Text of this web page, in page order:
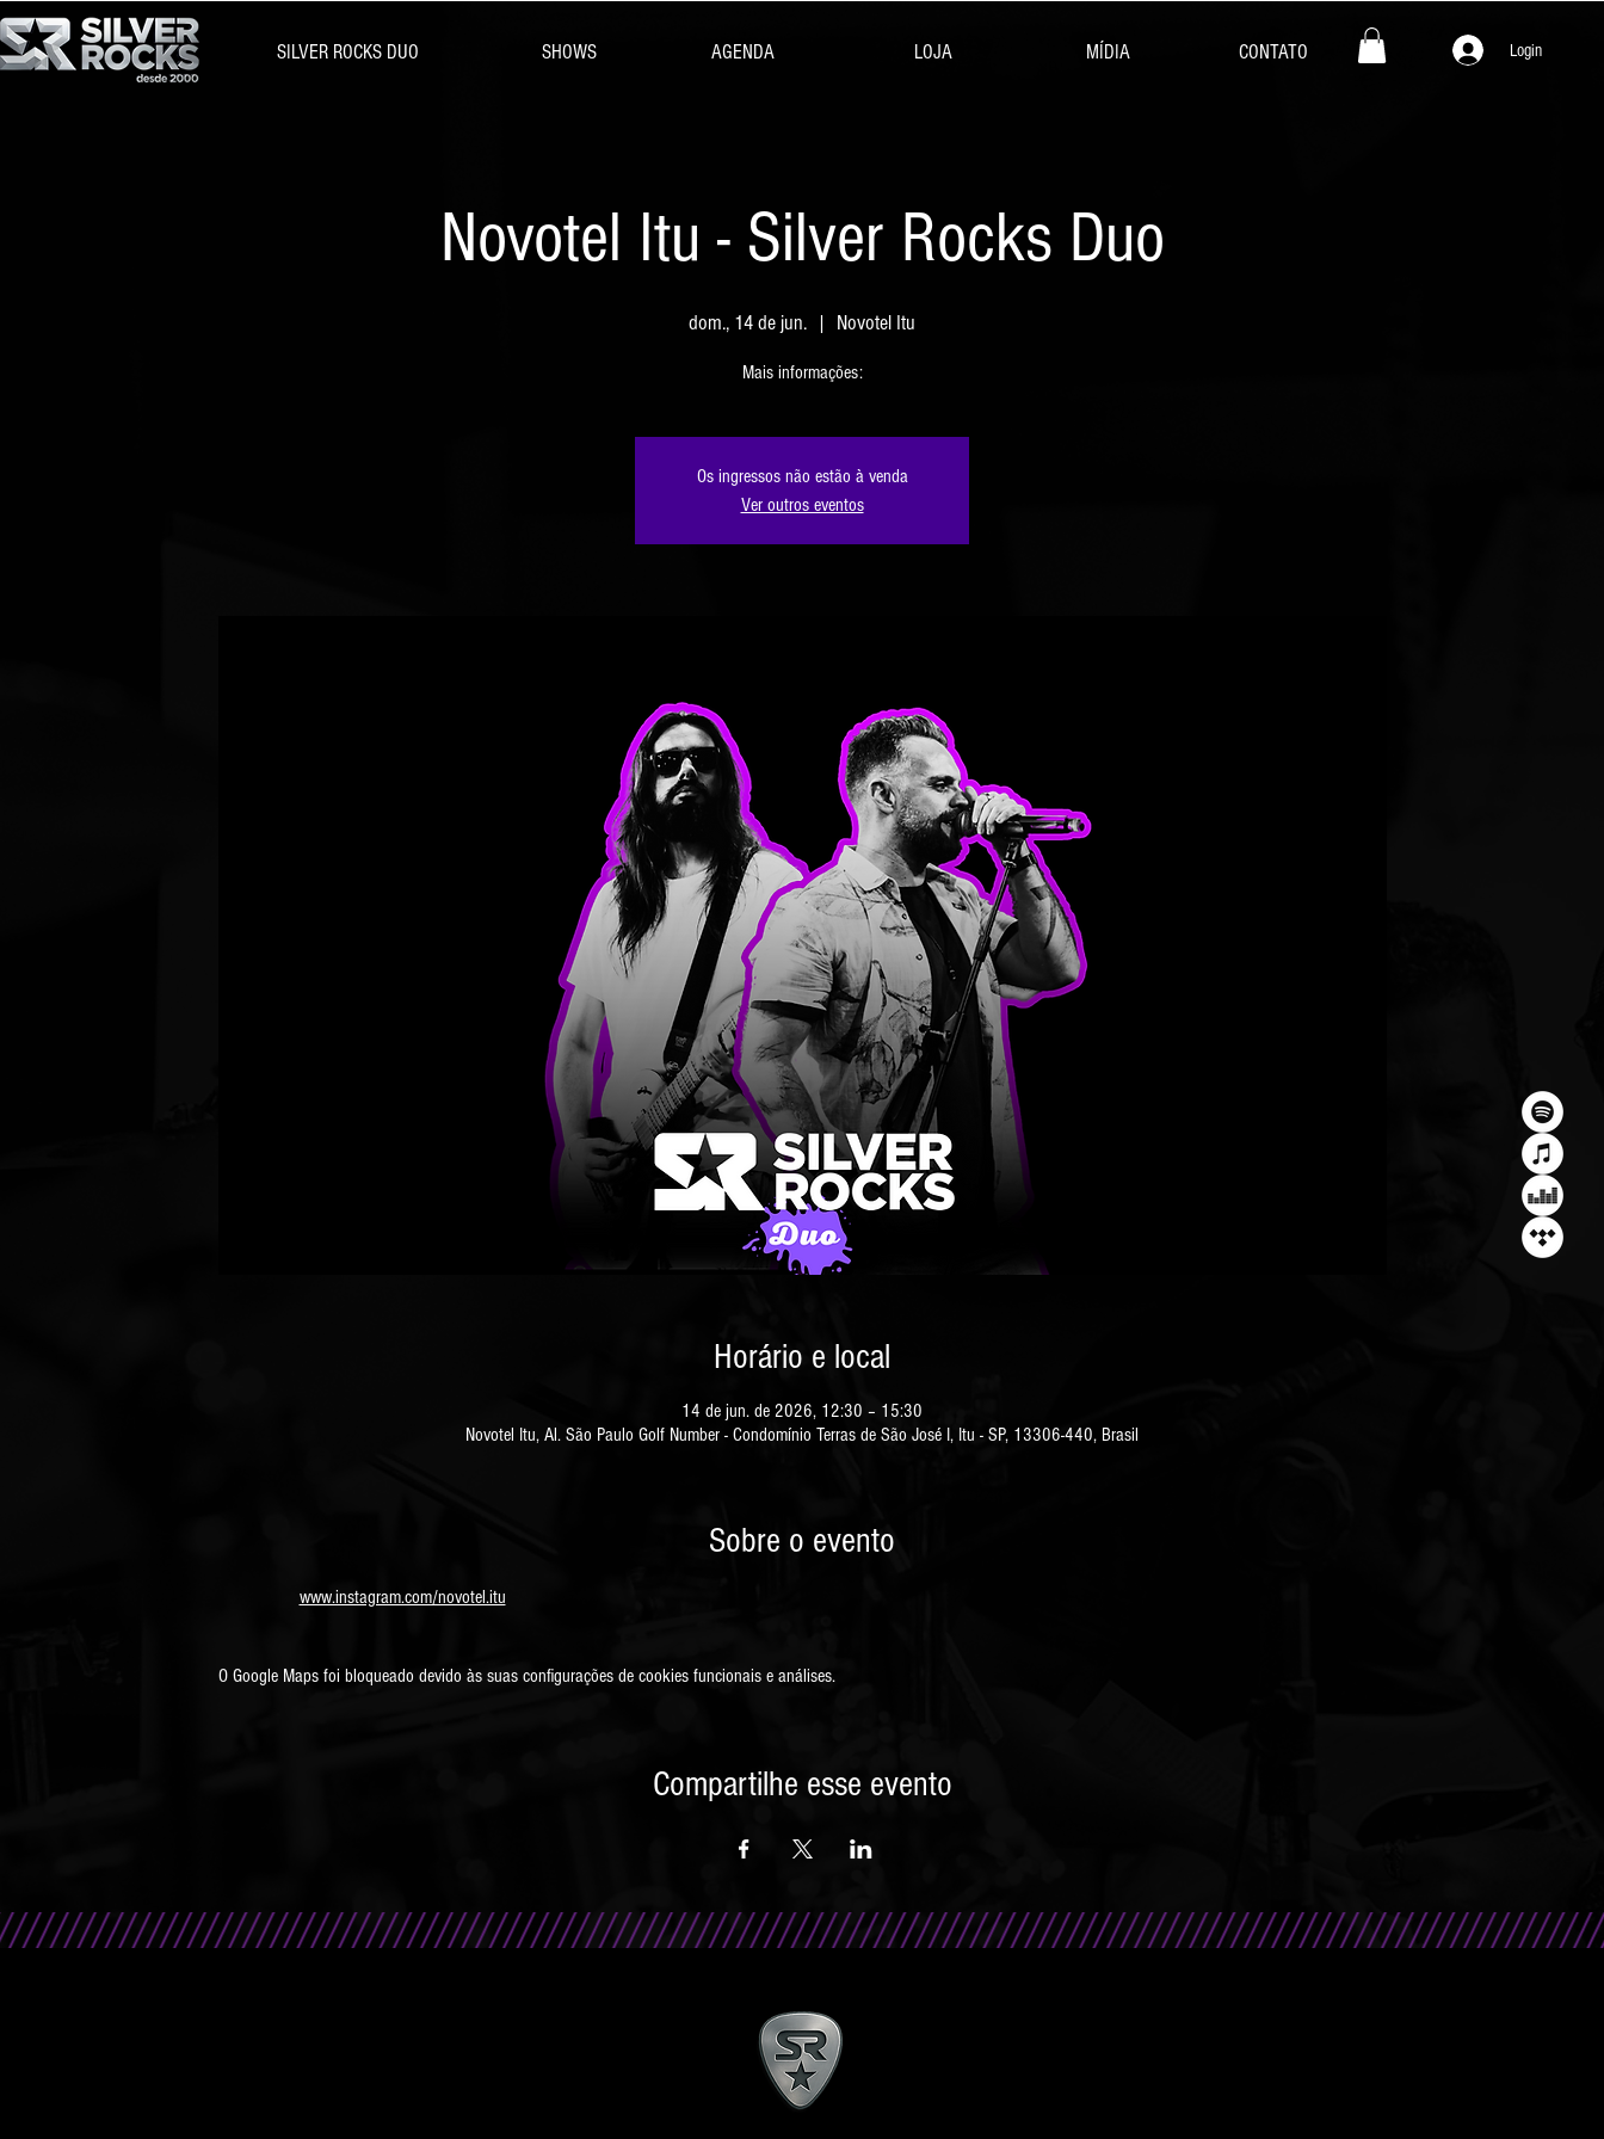
SILVER ROCKS DUO SHOWS AGENDA LOJA MÍDIA CONTATO Login
Novotel Itu - Silver Rocks Duo
dom., 14 de jun.
  |
Novotel Itu
Mais informações:
Os ingressos não estão à venda
Ver outros eventos
Horário e local
14 de jun. de 2026, 12:30 – 15:30
Novotel Itu, Al. São Paulo Golf Number - Condomínio Terras de São José I, Itu - SP, 13306-440, Brasil
Sobre o evento
www.instagram.com/novotel.itu
O Google Maps foi bloqueado devido às suas configurações de cookies funcionais e análises.
Compartilhe esse evento